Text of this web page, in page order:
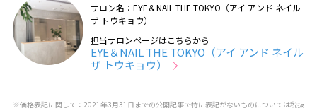
サロン名：EYE＆NAIL THE TOKYO（アイ アンド ネイル
ザ トウキョウ）
担当サロンページはこちらから
EYE＆NAIL THE TOKYO（アイ アンド ネイル
ザ トウキョウ）
※価格表記に関して：2021年3月31日までの公開記事で特に表記がないものについては税抜